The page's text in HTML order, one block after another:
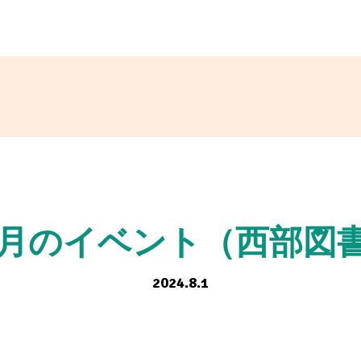
のイベント（西部図
2024.8.1